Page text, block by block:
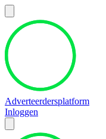
Adverteerdersplatform
Inloggen